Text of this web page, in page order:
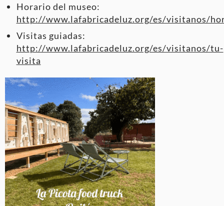
Horario del museo:
http://www.lafabricadeluz.org/es/visitanos/
Visitas guiadas:
http://www.lafabricadeluz.org/es/visitanos/tu-
visita